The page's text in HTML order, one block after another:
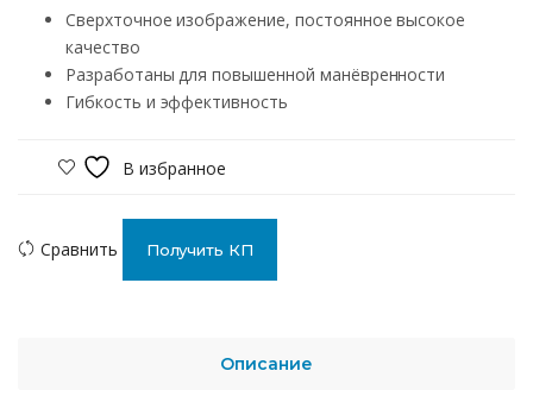
Сверхточное изображение, постоянное высокое
качество
Разработаны для повышенной манёвренности
Гибкость и эффективность
В избранное
Сравнить Получить КП
Описание